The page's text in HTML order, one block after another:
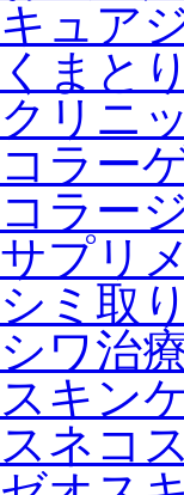
キュア
くまとり
クリニ
コラー
コラー
サプリ
シミ取り
シワ治
スキン
スネコス